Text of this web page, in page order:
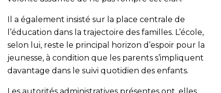
Il a également insisté sur la place centrale de
l’éducation dans la trajectoire des familles. L’école,
selon lui, reste le principal horizon d’espoir pour la
jeunesse, à condition que les parents s’impliquent
davantage dans le suivi quotidien des enfants.
Les autorités administratives présentes ont, elles